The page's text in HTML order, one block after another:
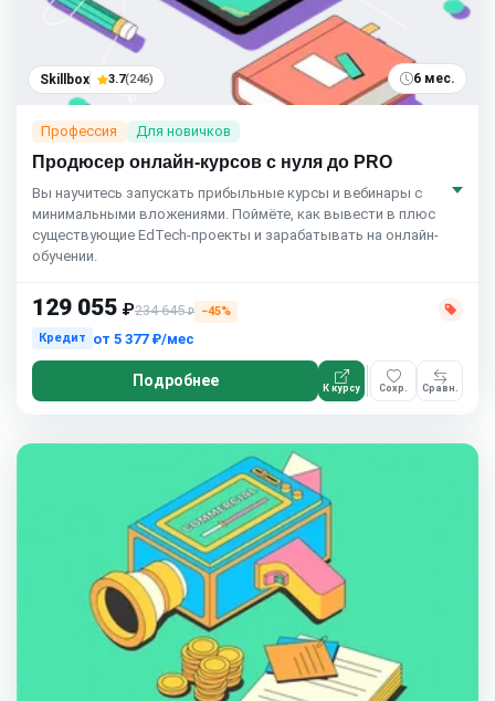
Skillbox 3.7(246) 6 мес.
Профессия Для новичков
Продюсер онлайн-курсов с нуля до PRO
Вы научитесь запускать прибыльные курсы и вебинары с
минимальными вложениями. Поймёте, как вывести в плюс
существующие EdTech-проекты и зарабатывать на онлайн-
обучении.
129 055 ₽234 645₽
−45%
Кредит
от 5 377 ₽/мес
Подробнее К курсу Сохр. Сравн.